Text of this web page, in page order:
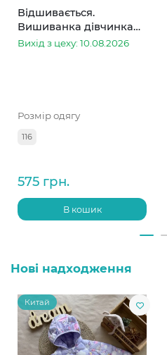
Відшивається.
Вишиванка дівчинка
колоски
Вихід з цеху: 10.08.2026
Розмір одягу
116
575 грн.
В кошик
Нові надходження
Китай